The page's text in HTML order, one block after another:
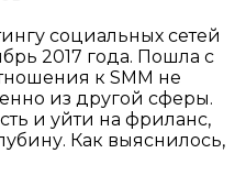
социальных сетей
2017 года. Пошла с
к SMM не
из другой сферы.
и уйти на фриланс,
Как выяснилось,